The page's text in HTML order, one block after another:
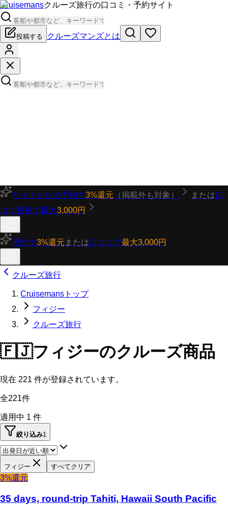
Cruisemansクルーズ旅行の口コミ・予約サイト
投稿する クルーズマンズとは
サイトからの予約で3%還元 （掲載外も対象） または口
コミ投稿で最大3,000円
予約で3%還元 または口コミで最大3,000円
クルーズ旅行
Cruisemansトップ
フィジー
クルーズ旅行
🇫🇯フィジーのクルーズ商品
現在 221 件が登録されています。
全221件
適用中 1 件
絞り込み1
フィジー すべてクリア
3%還元
35 days, round-trip Tahiti, Hawaii South Pacific